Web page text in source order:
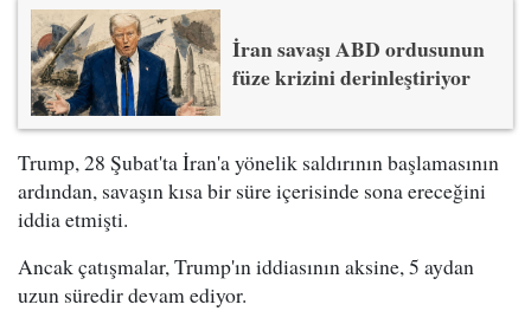
İran savaşı ABD ordusunun
füze krizini derinleştiriyor
Trump, 28 Şubat'ta İran'a yönelik saldırının başlamasının
ardından, savaşın kısa bir süre içerisinde sona ereceğini
iddia etmişti.
Ancak çatışmalar, Trump'ın iddiasının aksine, 5 aydan
uzun süredir devam ediyor.